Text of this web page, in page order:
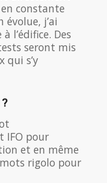
constante
j’ai
l’édifice. Des
seront mis
qui s’y
IFO pour
et en même
rigolo pour